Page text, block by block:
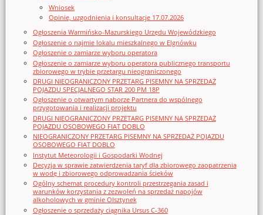
Wniosek
Opinie, uzgodnienia i konsultacje 17.07.2026
Ogłoszenia Warmińsko-Mazurskiego Urzędu Wojewódzkiego
Ogłoszenie o najmie lokalu mieszkalnego w Elgnówku
Ogłoszenie o zamiarze wyboru operatora
Ogłoszenie o zamiarze wyboru operatora publicznego transportu
zbiorowego w trybie przetargu nieograniczonego
DRUGI NIEOGRANICZONY PRZETARG PISEMNY NA SPRZEDAŻ
POJAZDU SPECJALNEGO STAR 200 PM 18P
Ogłoszenie o otwartym naborze Partnera do wspólnego
przygotowania i realizacji projektu
DRUGI NIEOGRANICZONY PRZETARG PISEMNY NA SPRZEDAŻ
POJAZDU OSOBOWEGO FIAT DOBLO
NIEOGRANICZONY PRZETARG PISEMNY NA SPRZEDAŻ POJAZDU
OSOBOWEGO FIAT DOBLO
Instytut Meteorologii i Gospodarki Wodnej
Decyzja w sprawie zatwierdzenia taryf dla zbiorowego zaopatrzenia
w wodę i zbiorowego odprowadzania ścieków
Ogólny schemat procedury kontroli przestrzegania zasad i
warunków korzystania z zezwoleń na sprzedaż napojów
alkoholowych w gminie Olsztynek
Ogłoszenie o sprzedaży ciągnika Ursus C-360